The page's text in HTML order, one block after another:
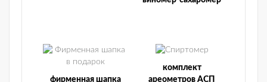
фирменная шапка
комплект
ареометров АСП